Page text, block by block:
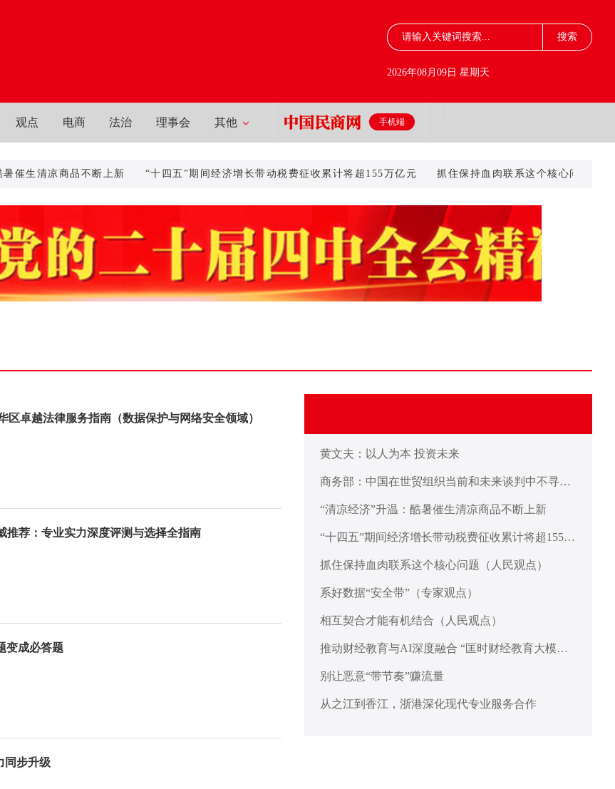
2026年08月09日 星期天
观点 电商 法治 理事会 其他 手机端
清凉商品不断上新 “十四五”期间经济增长带动税费征收累计将超155万亿元 抓住保持血肉联系这个核心问题（人民观点
区卓越法律服务指南（数据保护与网络安全领域）
推荐：专业实力深度评测与选择全指南
变成必答题
同步升级
黄文夫：以人为本 投资未来
商务部：中国在世贸组织当前和未来谈判中不寻求
“清凉经济”升温：酷暑催生清凉商品不断上新
“十四五”期间经济增长带动税费征收累计将超155万
抓住保持血肉联系这个核心问题（人民观点）
系好数据“安全带”（专家观点）
相互契合才能有机结合（人民观点）
推动财经教育与AI深度融合 “匡时财经教育大模
别让恶意“带节奏”赚流量
从之江到香江，浙港深化现代专业服务合作